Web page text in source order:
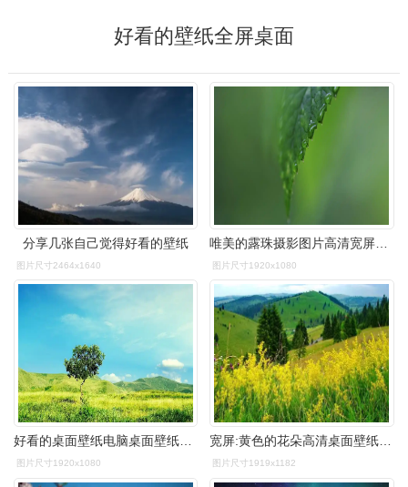
好看的壁纸全屏桌面
分享几张自己觉得好看的壁纸
图片尺寸2464x1640 图片尺寸1920x1080
好看的桌面壁纸电脑桌面壁纸软件
图片尺寸1920x1080
宽屏:黄色的花朵高清桌面壁纸坡高清晰度:全屏
图片尺寸1919x1182